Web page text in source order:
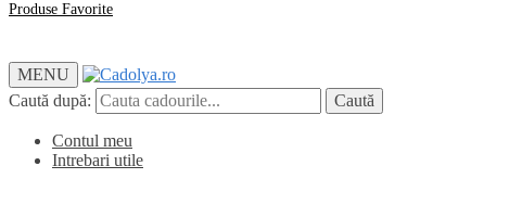
Produse Favorite
MENU
Caută după:
Caută
Contul meu
Intrebari utile